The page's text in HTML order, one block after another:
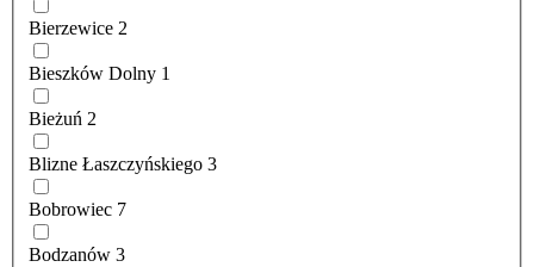
Bierzewice 2
Bieszków Dolny 1
Bieżuń 2
Blizne Łaszczyńskiego 3
Bobrowiec 7
Bodzanów 3